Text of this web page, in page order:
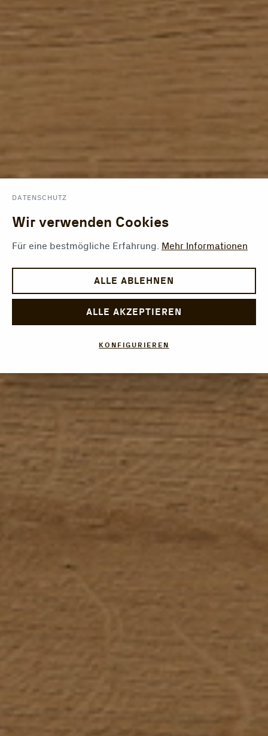
DATENSCHUTZ
Wir verwenden Cookies
Für eine bestmögliche Erfahrung. Mehr Informationen
ALLE ABLEHNEN
ALLE AKZEPTIEREN
KONFIGURIEREN